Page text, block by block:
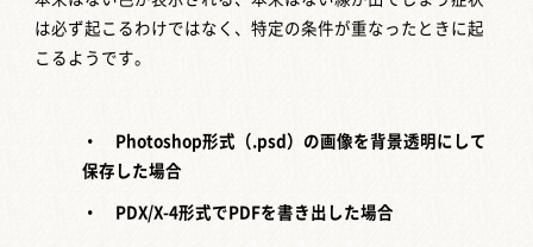
は必ず起こるわけではなく、特定の条件が重なったときに起
こるようです。
・ Photoshop形式（.psd）の画像を背景透明にして
保存した場合
・ PDX/X-4形式でPDFを書き出した場合